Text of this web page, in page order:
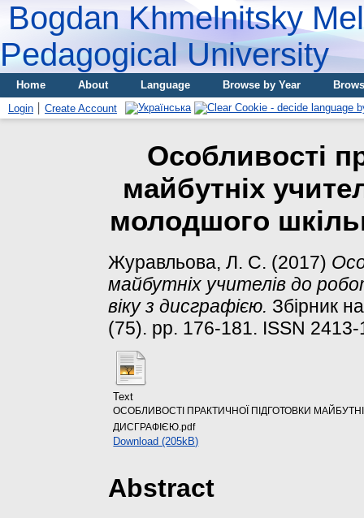
Bogdan Khmelnitsky
Pedagogical University
Home About Language Browse by Year
Login
Create Account
Особливості
майбутніх
молодшого
Журавльова, Л. С. (2017)
майбутніх учителів до
віку з дисграфією. Збірник
(75). pp. 176-181. ISSN
Text
ОСОБЛИВОСТІ ПРАКТИЧНОЇ ПІДГОТОВКИ
ДИСГРАФІЄЮ.pdf
Download (205kB)
Abstract